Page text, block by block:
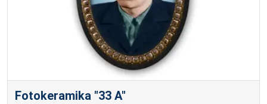
Fotokeramika "33 A"